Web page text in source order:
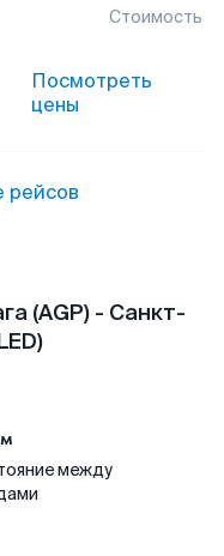
Стоимость
Посмотреть
цены
рейсов
(AGP) - Санкт-
между